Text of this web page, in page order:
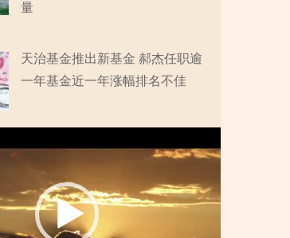
量
天治基金推出新基金 郝杰任职逾
一年基金近一年涨幅排名不佳